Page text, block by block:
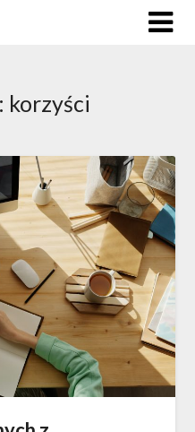
korzyści